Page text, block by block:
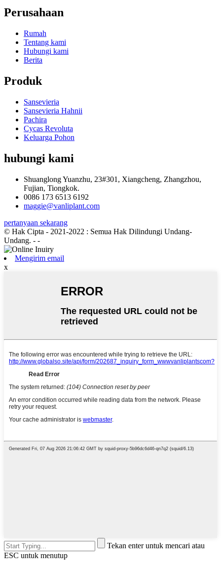
Perusahaan
Rumah
Tentang kami
Hubungi kami
Berita
Produk
Sansevieria
Sansevieria Hahnii
Pachira
Cycas Revoluta
Keluarga Pohon
hubungi kami
Shuanglong Yuanzhu, 23#301, Xiangcheng, Zhangzhou,
Fujian, Tiongkok.
0086 173 6513 6192
maggie@vanliplant.com
pertanyaan sekarang
© Hak Cipta - 2021-2022 : Semua Hak Dilindungi Undang-
Undang. - -
Mengirim email
x
Tekan enter untuk mencari atau
ESC untuk menutup